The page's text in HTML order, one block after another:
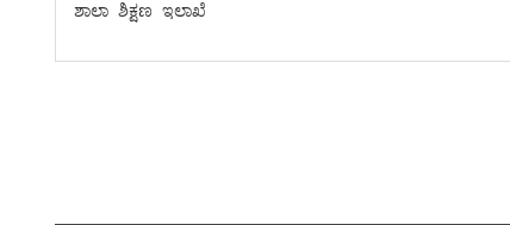
ಶಾಲಾ ಶಿಕ್ಷಣ ಇಲಾಖೆ